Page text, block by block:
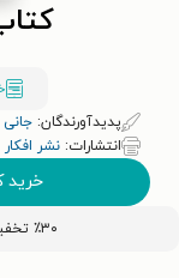
پدیدآورندگان: جانی
انتشارات: نشر افکار
خرید
٪۳۰ تخفیف اولین خرید کتاب با کد